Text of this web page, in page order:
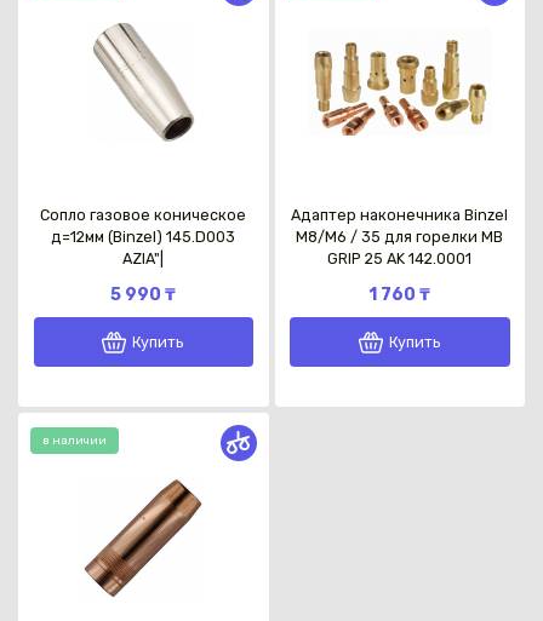
Сопло газовое коническое
д=12мм (Binzel) 145.D003
AZIA"|
5 990 ₸
Купить
Адаптер наконечника Binzel
М8/М6 / 35 для горелки MB
GRIP 25 AK 142.0001
1 760 ₸
Купить
в наличии